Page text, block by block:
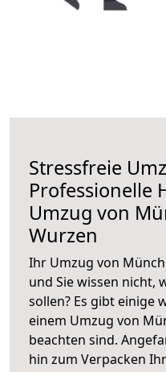
Stressfreie
Professionelle
Umzug von
Wurzen
Ihr Umzug von
und Sie wissen nicht,
sollen? Es gibt einige
einem Umzug von
beachten sind.
hin zum Verpacken